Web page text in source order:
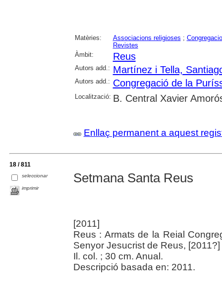
Matèries: Associacions religioses ;
Revistes
Àmbit:
Reus
Autors add.: Martínez i Tella,
Autors add.: Congregació de la
Localització: B. Central Xavier
Enllaç permanent a aquest
18 / 811
seleccionar
imprimir
Setmana Santa Reus
[2011]
Reus : Armats de la Reial
Senyor Jesucrist de Reus, [2011?]
Il. col. ; 30 cm. Anual.
Descripció basada en: 2011.